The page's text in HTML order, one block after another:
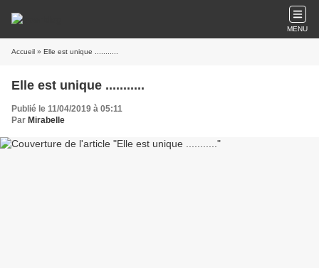
MENU
Accueil » Elle est unique ...........
Elle est unique ...........
Publié le 11/04/2019 à 05:11
Par Mirabelle